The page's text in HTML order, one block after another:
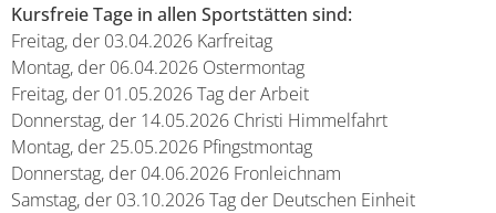
Kursfreie Tage in allen Sportstätten sind:
Freitag, der 03.04.2026 Karfreitag
Montag, der 06.04.2026 Ostermontag
Freitag, der 01.05.2026 Tag der Arbeit
Donnerstag, der 14.05.2026 Christi Himmelfahrt
Montag, der 25.05.2026 Pfingstmontag
Donnerstag, der 04.06.2026 Fronleichnam
Samstag, der 03.10.2026 Tag der Deutschen Einheit